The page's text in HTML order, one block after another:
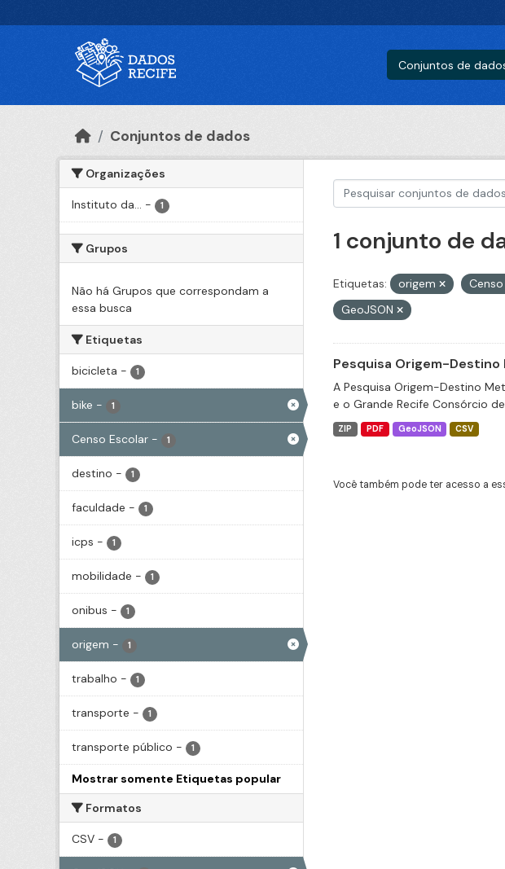
Conjuntos de
Conjuntos de dados
Organizações
Instituto da... - 1
Grupos
Não há Grupos que correspondam a
essa busca
Etiquetas
bicicleta - 1
bike - 1
Censo Escolar - 1
destino - 1
faculdade - 1
icps - 1
mobilidade - 1
onibus - 1
origem - 1
trabalho - 1
transporte - 1
transporte público - 1
Mostrar somente Etiquetas popular
Formatos
CSV - 1
1 conjunto de
Etiquetas: origem
GeoJSON
Pesquisa Origem-
A Pesquisa Origem-Destino
e o Grande Recife Consórcio
ZIP PDF GeoJSON CSV
Você também pode ter acesso a